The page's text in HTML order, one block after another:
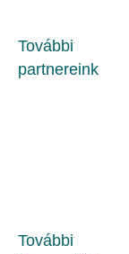
További
partnereink
További